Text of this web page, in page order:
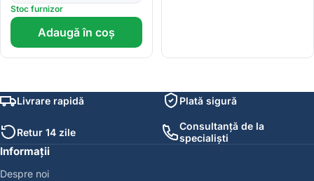
Stoc furnizor
Adaugă în coș
Livrare rapidă Plată sigură
Retur 14 zile
Consultanță de la
specialiști
Informații
Despre noi